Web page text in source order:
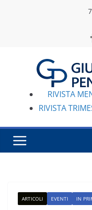
RIVISTA
RIVISTA
ARTICOLI EVENTI IN